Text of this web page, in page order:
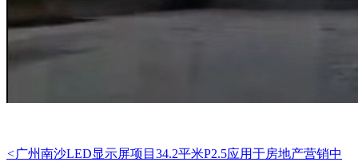
<广州南沙LED显示屏项目34.2平米P2.5应用于房地产营销中